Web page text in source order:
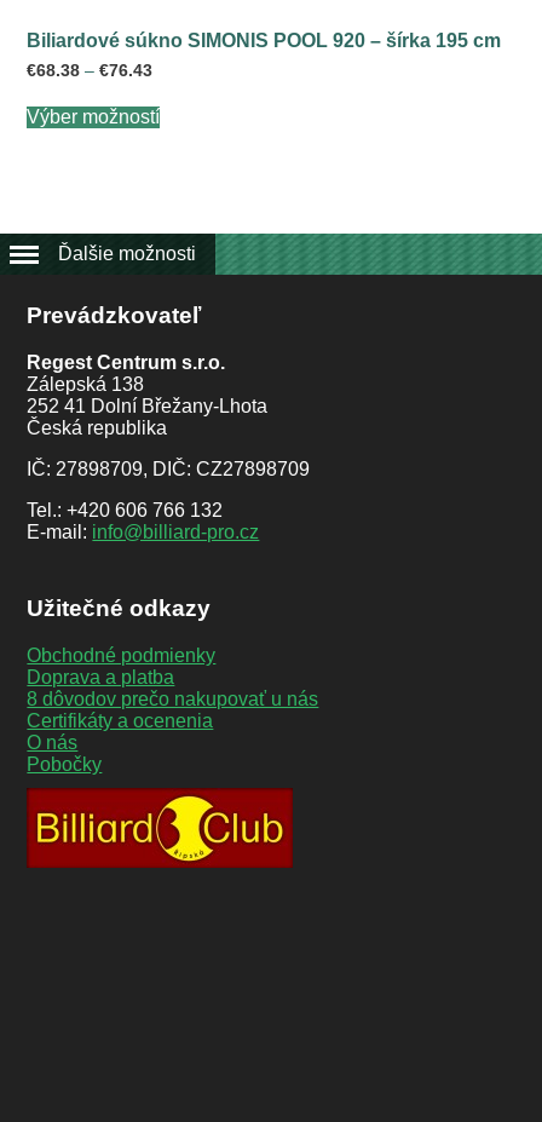
Biliardové súkno SIMONIS POOL 920 – šírka 195 cm
€68.38 – €76.43Price
€68.38
through
Výber možností
môžete
stránke
Ďalšie možnosti
Prevádzkovateľ
Regest Centrum s.r.o.
Zálepská 138
252 41 Dolní Břežany-Lhota
Česká republika
IČ: 27898709, DIČ: CZ27898709
Tel.: +420 606 766 132
E-mail: info@billiard-pro.cz
Užitečné odkazy
Obchodné podmienky
Doprava a platba
8 dôvodov prečo nakupovať u nás
Certifikáty a ocenenia
O nás
Pobočky